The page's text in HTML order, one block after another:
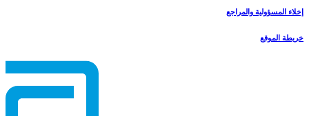
إخلاء المسؤولية والمراجع
خريطة الموقع